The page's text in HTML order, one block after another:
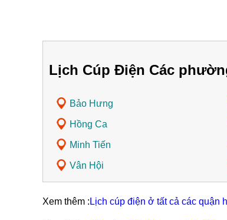
Lịch Cúp Điện Các
Bảo Hưng
Hồng Ca
Minh Tiến
Vân Hội
Xem thêm : Lịch cúp điện ở tất cả các quận